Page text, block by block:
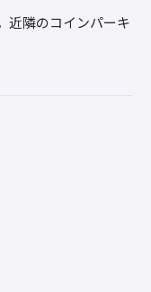
近隣のコインパーキ